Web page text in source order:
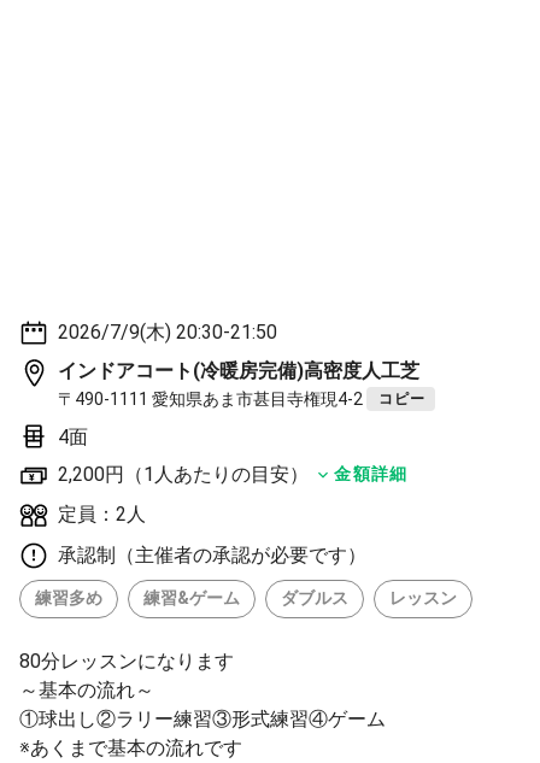
2026/7/9(木) 20:30-21:50
インドアコート(冷暖房完備)高密度人工芝
〒490-1111 愛知県あま市甚目寺権現4-2 コピー
4面
2,200円（1人あたりの目安）
金額詳細
定員：2人
承認制（主催者の承認が必要です）
練習多め 練習&ゲーム ダブルス レッスン
80分レッスンになります
～基本の流れ～
①球出し②ラリー練習③形式練習④ゲーム
※あくまで基本の流れです